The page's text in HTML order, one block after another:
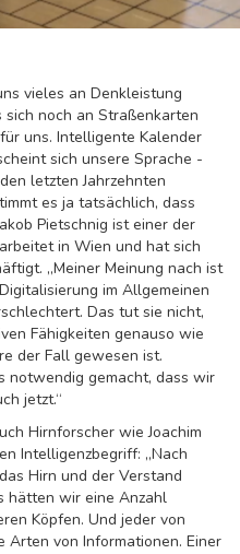
vieles an Denkleistung
sich noch an Straßenkarten
uns. Intelligente Kalender
sich unsere Sprache -
letzten Jahrzehnten
es ja tatsächlich, dass
Pietschnig ist einer der
in Wien und hat sich
„Meiner Meinung nach ist
im Allgemeinen
Das tut sie nicht,
Fähigkeiten genauso wie
der Fall gewesen ist.
notwendig gemacht, dass wir
jetzt.“
Hirnforscher wie Joachim
Intelligenzbegriff: „Nach
Hirn und der Verstand
hätten wir eine Anzahl
Köpfen. Und jeder von
von Informationen. Einer